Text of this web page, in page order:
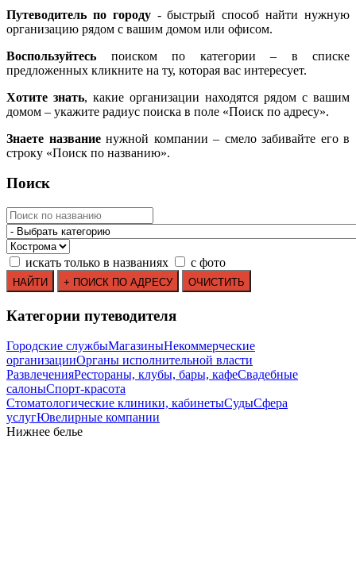
Путеводитель по городу- быстрый способ найти нужную
организацию рядом с вашим домом или офисом.
Воспользуйтесь поиском по категории – в списке
предложенных кликните на ту, которая вас интересует.
Хотите знать, какие организации находятся рядом с вашим
домом – укажите радиус поиска в поле «Поиск по адресу».
Знаете названиенужной компании – смело забивайте его в
строку «Поиск по названию».
Поиск
искать только в названиях с фото
Категории путеводителя
Городские службыМагазиныНекоммерческие
организацииОрганы исполнительной власти
РазвлеченияРестораны, клубы, бары, кафеСвадебные
салоныСпорт-красота
Стоматологические клиники, кабинетыСудыСфера
услугЮвелирные компании
Нижнее белье